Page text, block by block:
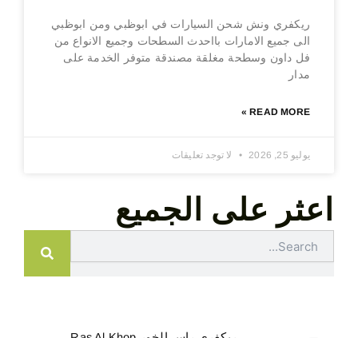
ريكفري ونش شحن السيارات في ابوظبي ومن ابوظبي
الى جميع الامارات بااحدث السطحات وجميع الانواع من
فل داون وسطحة مغلقة مصندقة متوفر الخدمة على
مدار
READ MORE »
يوليو 25, 2026 لا توجد تعليقات
اعثر على الجميع